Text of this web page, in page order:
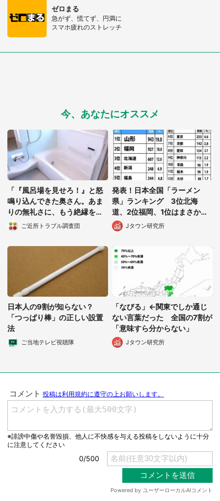
都道府選択
ゼロまる
急がず、慌てず、円満に
スマホ疲れのストレッチ
今、あなたにオススメ
「『風呂場を見せろ！』と怒
鳴り込んできた奥さん。あま
りの無礼さに、もう絶縁を決
めました」（都道府県不明・
女性）
ご近所トラブル調査団
発表！日本全国「ラーメン
県」ランキング 3位北海
道、2位福岡、1位はまさか
の... Jタウン研究所
日本人の9割が知らない？
「つっぱり棒」の正しい設置
法
ご当地テレビ視聴隊
「なびる」←関東でしか通じ
ない言葉だった 全国の7割が
「意味すら分からない」
Jタウン研究所